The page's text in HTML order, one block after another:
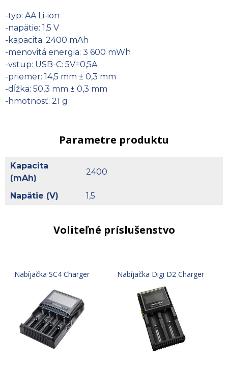
-typ: AA Li-ion
-napätie: 1,5 V
-kapacita: 2400 mAh
-menovitá energia: 3 600 mWh
-vstup: USB-C: 5V=0,5A
-priemer: 14,5 mm ± 0,3 mm
-dĺžka: 50,3 mm ± 0,3 mm
-hmotnosť: 21 g
Parametre produktu
Kapacita
(mAh)
2400
Napätie (V) 1,5
Voliteľné príslušenstvo
Nabíjačka SC4 Charger Nabíjačka Digi D2 Charger